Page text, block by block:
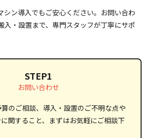
シン導入でもご安心ください。お問い合わ
入・設置まで、専門スタッフが丁寧にサポ
STEP1
お問い合わせ
のご相談、導入・設置のご不明な点や
関すること、まずはお気軽にご相談下